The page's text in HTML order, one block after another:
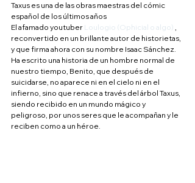
Taxus es una de las obras maestras del cómic
español de los últimos años
El afamado youtuber Loulogio (Ophicial o algo) ,
reconvertido en un brillante autor de historietas,
y que firma ahora con su nombre Isaac Sánchez.
Ha escrito una historia de un hombre normal de
nuestro tiempo, Benito, que después de
suicidarse, no aparece ni en el cielo ni en el
infierno, sino que renace a través del árbol Taxus,
siendo recibido en un mundo mágico y
peligroso, por unos seres que le acompañan y le
reciben como a un héroe.